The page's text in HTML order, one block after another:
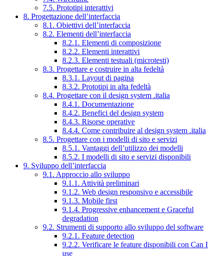
7.5. Prototipi interattivi
8. Progettazione dell’interfaccia
8.1. Obiettivi dell’interfaccia
8.2. Elementi dell’interfaccia
8.2.1. Elementi di composizione
8.2.2. Elementi interattivi
8.2.3. Elementi testuali (microtesti)
8.3. Progettare e costruire in alta fedeltà
8.3.1. Layout di pagina
8.3.2. Prototipi in alta fedeltà
8.4. Progettare con il design system .italia
8.4.1. Documentazione
8.4.2. Benefici del design system
8.4.3. Risorse operative
8.4.4. Come contribuire al design system .italia
8.5. Progettare con i modelli di sito e servizi
8.5.1. Vantaggi dell’utilizzo dei modelli
8.5.2. I modelli di sito e servizi disponibili
9. Sviluppo dell’interfaccia
9.1. Approccio allo sviluppo
9.1.1. Attività preliminari
9.1.2. Web design responsivo e accessibile
9.1.3. Mobile first
9.1.4. Progressive enhancement e Graceful
degradation
9.2. Strumenti di supporto allo sviluppo del software
9.2.1. Feature detection
9.2.2. Verificare le feature disponibili con Can I
use